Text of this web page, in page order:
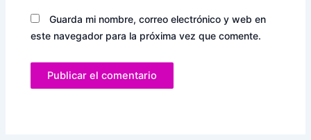
Guarda mi nombre, correo electrónico y web en
este navegador para la próxima vez que comente.